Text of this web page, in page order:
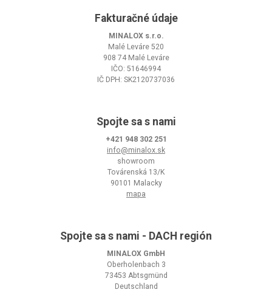
Fakturačné údaje
MINALOX s.r.o.
Malé Leváre 520
908 74 Malé Leváre
IČO: 51646994
IČ DPH: SK2120737036
Spojte sa s nami
+421 948 302 251
info@minalox.sk
showroom
Továrenská 13/K
90101 Malacky
mapa
Spojte sa s nami - DACH región
MINALOX GmbH
Oberholenbach 3
73453 Abtsgmünd
Deutschland